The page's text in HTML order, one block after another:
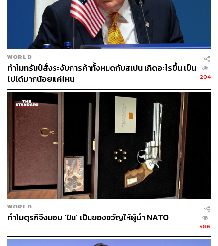
แสงใส่ทหารของ NATO ขณะเดียวกันก็มีการปะทะกับตำรวจ
ในเมืองซเวคานด้วย โดยผู้ประท้วงได้พ่นสีใส่ยานเกราะของ
NATO ด้วยตัวอักษร Z ซึ่งหมายถึงเครื่องหมายของรัสเซียที่
ใช้ในสงครามในยูเครน
ในเมืองเลอโปซาวิค ใกล้กับชายแดนเซอร์เบีย กองกำลัง
รักษาสันติภาพของสหรัฐฯ ได้เตรียมการปราบจลาจล โดยมี
การวางลวดหนามรอบศาลากลาง เพื่อป้องกันไม่ให้ชาวเซิร์
บที่กำลังโกรธแค้นหลายร้อยคนบุกเข้ามาได้ แต่ภายหลังจาก
นั้นในวันเดียวกัน ผู้ประท้วงก็ได้ปาไข่ใส่รถของนายก
เทศมนตรีเมืองเลอโปซาวิคที่จอดอยู่
มิลอส วูเซวิช รัฐมนตรีกลาโหมของเซอร์เบีย กล่าวว่า วูซิช
ซึ่งเป็นผู้บัญชาการทหารสูงสุดของกองทัพเซอร์เบีย ได้สั่งยก
ระดับความพร้อมรบของกองทัพขึ้นสู่ระดับสูงสุดแล้ว
ภาพ:Erkin Keci / Anadolu Agency via Getty Images
อ้างอิง:
https://www.aljazeera.com/news/2023/5/29/nato-troo
ps-form-security-cordons-in-kosovo-as-serbs-protest
https://www.reuters.com/world/europe/nato-soldiers-
WORLD
ทำไมทรัมป์สั่งระงับการค้าทั้งหมดกับสเปน เกิดอะไรขึ้น เป็น
ไปได้มากน้อยแค่ไหน
204
WORLD
ทำไมตุรกีจึงมอบ ‘ปืน’ เป็นของขวัญให้ผู้นำ NATO
586